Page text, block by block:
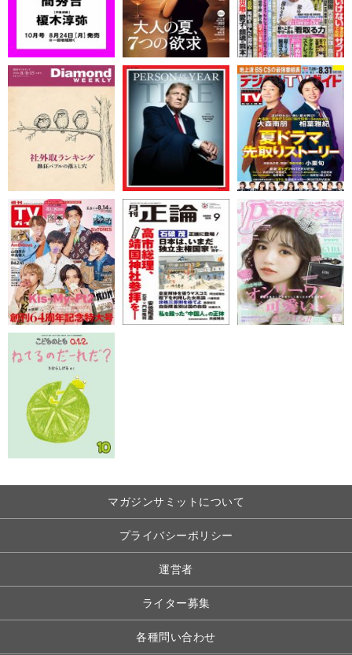
マガジンサミットについて
プライバシーポリシー
運営者
ライター募集
各種問い合わせ